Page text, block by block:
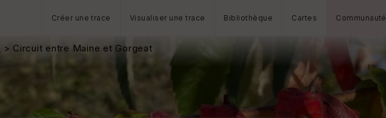
Créer une trace Visualiser une trace Bibliothèque Cartes Communauté
> Circuit entre Maine et Gorgeat